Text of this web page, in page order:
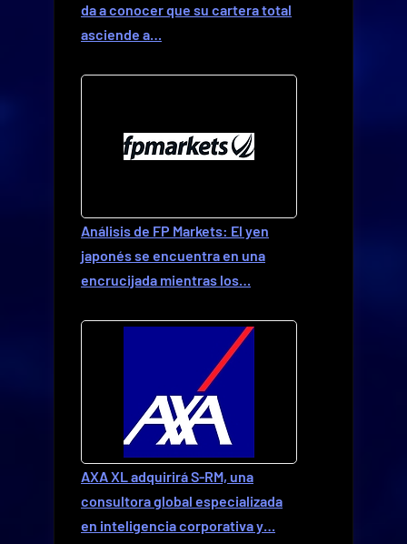
da a conocer que su cartera total
asciende a…
Análisis de FP Markets: El yen
japonés se encuentra en una
encrucijada mientras los…
AXA XL adquirirá S-RM, una
consultora global especializada
en inteligencia corporativa y…